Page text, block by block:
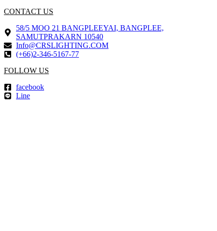
CONTACT US
58/5 MOO 21 BANGPLEEYAI, BANGPLEE,
SAMUTPRAKARN 10540
Info@CRSLIGHTING.COM
(+66)2-346-5167-77
FOLLOW US
facebook
Line